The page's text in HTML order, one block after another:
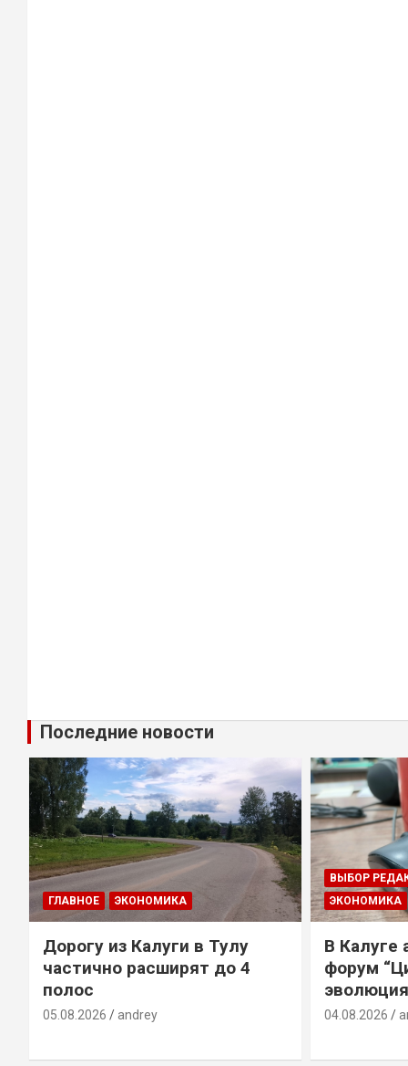
Последние новости
ГЛАВНОЕ ЭКОНОМИКА
Дорогу из Калуги в Тулу
частично расширят до 4
полос
05.08.2026 andrey
ВЫБОР
ЭКОНОМИКА
В Калуге
форум
04.08.2026